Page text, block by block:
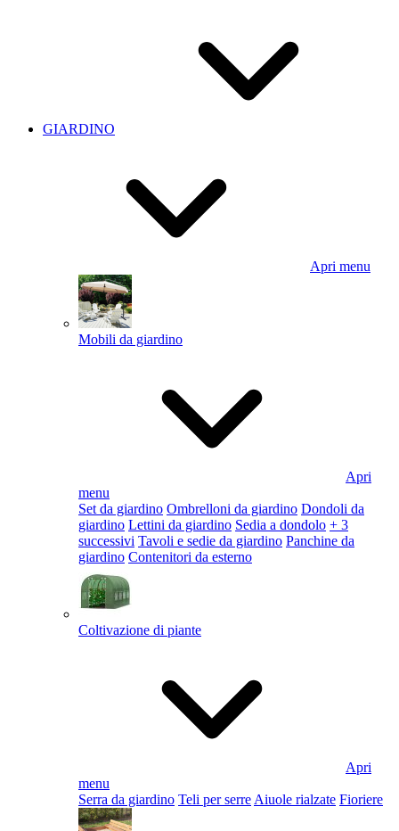
GIARDINO
Apri menu
Mobili da giardino
Apri
menu
Set da giardino Ombrelloni da giardino Dondoli da
giardino Lettini da giardino Sedia a dondolo + 3
successivi Tavoli e sedie da giardino Panchine da
giardino Contenitori da esterno
Coltivazione di piante
Apri
menu
Serra da giardino Teli per serre Aiuole rialzate Fioriere